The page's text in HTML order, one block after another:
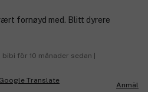
fornøyd med. Blitt dyrere
för 10 månader sedan |
Anmäl